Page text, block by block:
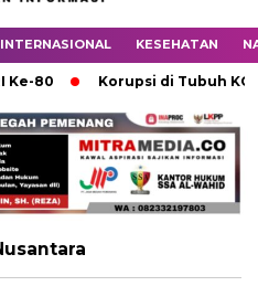
INTERNASIONAL KESEHATAN
80 Korupsi di Tubuh KONI